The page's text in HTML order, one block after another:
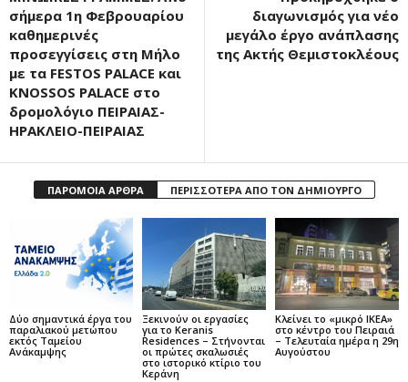
σήμερα 1η Φεβρουαρίου
καθημερινές
προσεγγίσεις στη Μήλο
με τα FESTOS PALACE και
KNOSSOS PALACE στο
δρομολόγιο ΠΕΙΡΑΙΑΣ-
ΗΡΑΚΛΕΙΟ-ΠΕΙΡΑΙΑΣ
διαγωνισμός για νέο
μεγάλο έργο ανάπλασης
της Ακτής Θεμιστοκλέους
ΠΑΡΟΜΟΙΑ ΑΡΘΡΑ ΠΕΡΙΣΣΟΤΕΡΑ ΑΠΟ ΤΟΝ ΔΗΜΙΟΥΡΓΟ
Δύο σημαντικά έργα του
παραλιακού μετώπου
εκτός Ταμείου
Ανάκαμψης
Ξεκινούν οι εργασίες
για το Keranis
Residences – Στήνονται
οι πρώτες σκαλωσιές
στο ιστορικό κτίριο του
Κεράνη
Κλείνει το «μικρό IKEA»
στο κέντρο του Πειραιά
– Τελευταία ημέρα η 29η
Αυγούστου